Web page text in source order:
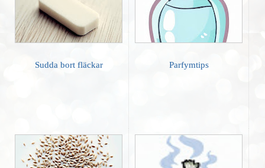
Sudda bort fläckar Parfymtips